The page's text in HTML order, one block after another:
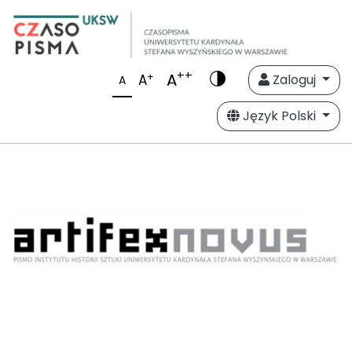
A A+ A++
Zaloguj
Język Polski